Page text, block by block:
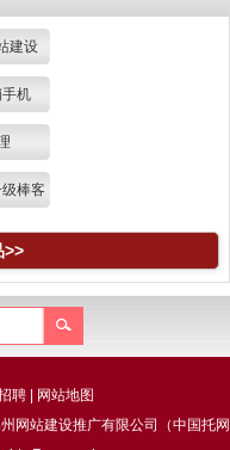
建设
机
棒客
>>
聘|
网站地图
网站建设推广有限公司（中国托网